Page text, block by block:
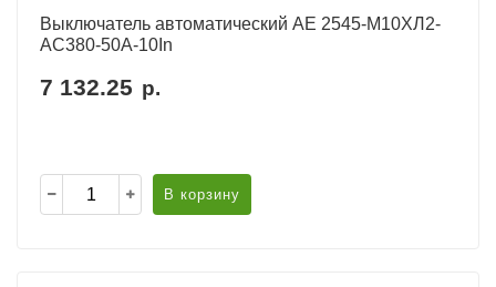
Выключатель автоматический АЕ 2545-М10ХЛ2-
AC380-50А-10In
7 132.25 р.
В корзину